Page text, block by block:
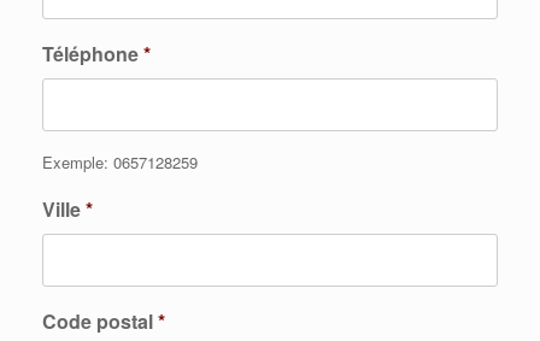
Téléphone*
Exemple: 0657128259
Ville*
Code postal*